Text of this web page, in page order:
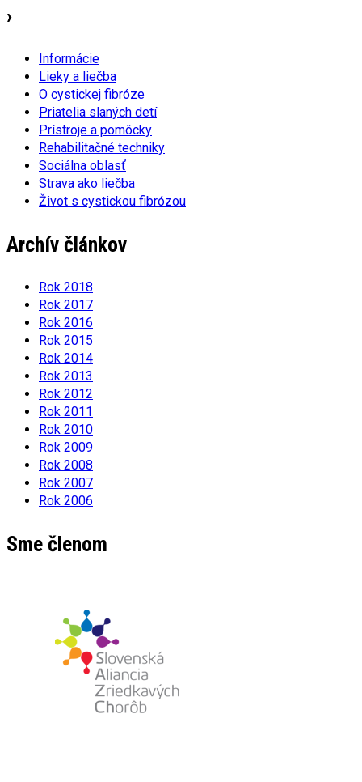
›
Informácie
Lieky a liečba
O cystickej fibróze
Priatelia slaných detí
Prístroje a pomôcky
Rehabilitačné techniky
Sociálna oblasť
Strava ako liečba
Život s cystickou fibrózou
Archív článkov
Rok 2018
Rok 2017
Rok 2016
Rok 2015
Rok 2014
Rok 2013
Rok 2012
Rok 2011
Rok 2010
Rok 2009
Rok 2008
Rok 2007
Rok 2006
Sme členom